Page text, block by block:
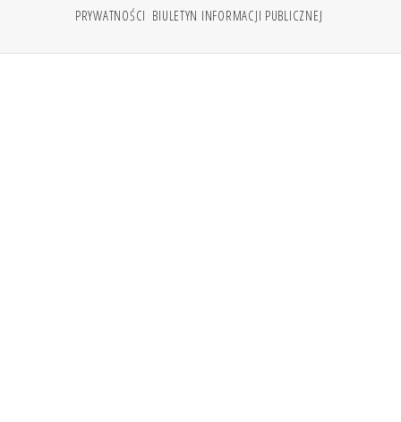
PRYWATNOŚCI BIULETYN INFORMACJI PUBLICZNEJ